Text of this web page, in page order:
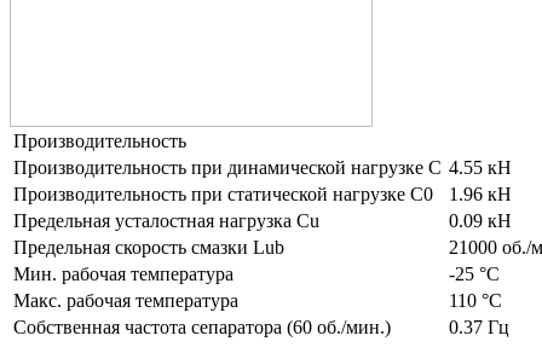
Производительность
Производительность при динамической нагрузке C 4.55 кН
Производительность при статической нагрузке C0
1.96 кН
Предельная усталостная нагрузка Cu
0.09 кН
Предельная скорость смазки Lub
21000 об./
Мин. рабочая температура
-25 °C
Макс. рабочая температура
110 °C
Собственная частота сепаратора (60 об./мин.)
0.37 Гц